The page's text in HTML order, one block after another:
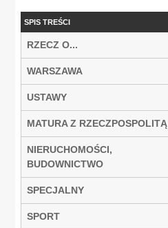
SPIS TREŚCI
RZECZ O...
WARSZAWA
USTAWY
MATURA Z RZECZPOSPOLITĄ
NIERUCHOMOŚCI,
BUDOWNICTWO
SPECJALNY
SPORT